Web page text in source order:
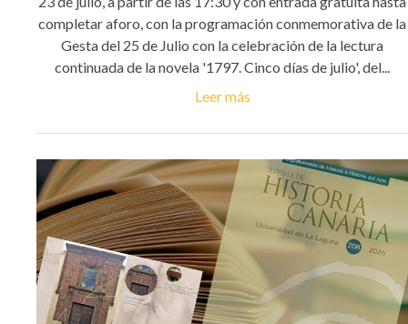
completar aforo, con la programación conmemorativa de la
Gesta del 25 de Julio con la celebración de la lectura
continuada de la novela '1797. Cinco días de julio', del...
Leer más